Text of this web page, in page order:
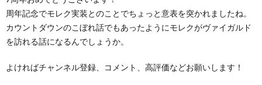
周年記念でモレク実装とのことでちょっと意表を突かれましたね。
カウントダウンのこぼれ話でもあったようにモレクがヴァイガルド
を訪れる話になるんでしょうか。
よければチャンネル登録、コメント、高評価などお願いします！